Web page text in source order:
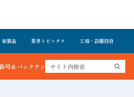
新製品 業界トピックス 工場・設備投資
ックナンバーを無料で公開中 詳細はこちら